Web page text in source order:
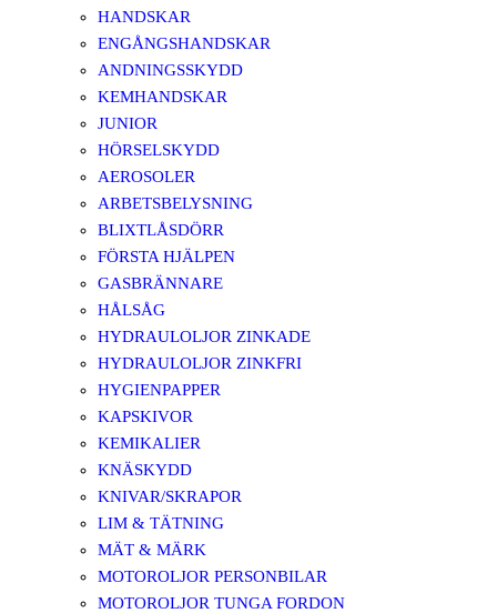
HANDSKAR
ENGÅNGSHANDSKAR
ANDNINGSSKYDD
KEMHANDSKAR
JUNIOR
HÖRSELSKYDD
AEROSOLER
ARBETSBELYSNING
BLIXTLÅSDÖRR
FÖRSTA HJÄLPEN
GASBRÄNNARE
HÅLSÅG
HYDRAULOLJOR ZINKADE
HYDRAULOLJOR ZINKFRI
HYGIENPAPPER
KAPSKIVOR
KEMIKALIER
KNÄSKYDD
KNIVAR/SKRAPOR
LIM & TÄTNING
MÄT & MÄRK
MOTOROLJOR PERSONBILAR
MOTOROLJOR TUNGA FORDON